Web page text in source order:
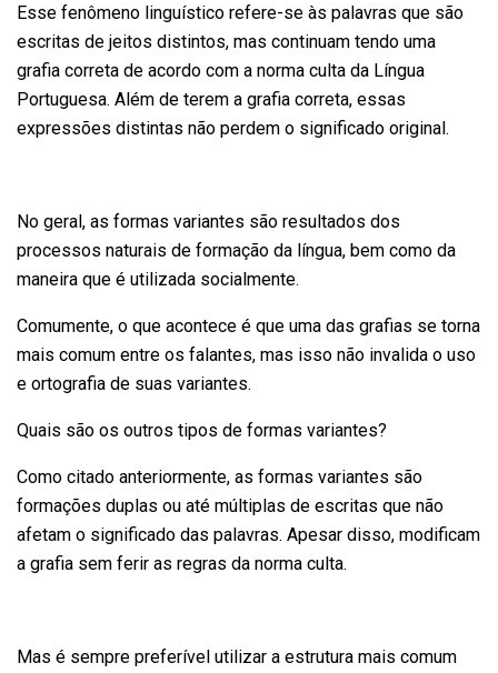
Esse fenômeno linguístico refere-se às palavras que são
escritas de jeitos distintos, mas continuam tendo uma
grafia correta de acordo com a norma culta da Língua
Portuguesa. Além de terem a grafia correta, essas
expressões distintas não perdem o significado original.
No geral, as formas variantes são resultados dos
processos naturais de formação da língua, bem como da
maneira que é utilizada socialmente.
Comumente, o que acontece é que uma das grafias se torna
mais comum entre os falantes, mas isso não invalida o uso
e ortografia de suas variantes.
Quais são os outros tipos de formas variantes?
Como citado anteriormente, as formas variantes são
formações duplas ou até múltiplas de escritas que não
afetam o significado das palavras. Apesar disso, modificam
a grafia sem ferir as regras da norma culta.
Mas é sempre preferível utilizar a estrutura mais comum